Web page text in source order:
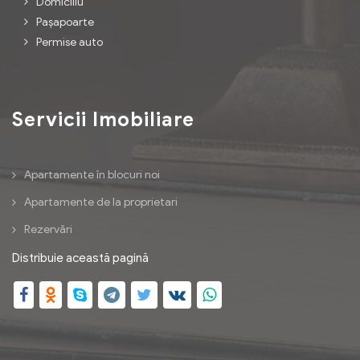
eliberate începând cu data de 1 ianuarie
2013;
ori hotărârea judecătorească prin care
autorităţii părinteşti, rămasă definitivă şi
irevocabilă sau rămasă definitivă pentru
- ordonanţa preşedinţială care cuprinde în
mod expres faptul că persoana în favoarea
pentru eliberarea şi evidenţa paşaportelor
simple al judeţului pe a cărui rază de
paşapoartelor simple electronice prin
călătorie, a paşaportului anterior valabil,
persoanele care solicită ridicarea
paşaportului simplu electronic prin
Termenele de eliberare a paşapoartelor
Pașapoarte
Permise auto
Servicii Imobiliare
Apartamente în blocuri noi
Apartamente de la proprietari
Rezervări
Distribuie această pagină